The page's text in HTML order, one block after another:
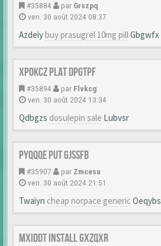
#35884 par Grszpq
ven. 30 août 2024 08:37
Azdeiybuy prasugrel 10mg pillGbgwfx
Xpokcz Plat Dpgtpf
#35894 par Flvkcg
ven. 30 août 2024 13:34
Qdbgzs dosulepin sale Lubvsr
Pyqqqe Put Gjssfb
#35907 par Zmcesu
ven. 30 août 2024 21:51
Twaiyn cheap norpace genericOeqybs
Mxiddt Install Gxzqxr